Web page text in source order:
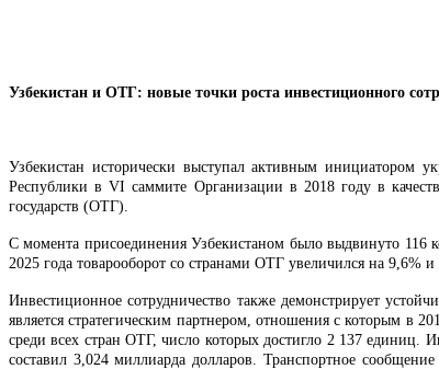
Узбекистан и ОТГ: новые точки роста инвестиционного
Узбекистан исторически выступал активным инициатором
Республики в VI саммите Организации в 2018 году в
государств (ОТГ).
С момента присоединения Узбекистаном было выдвинуто 116
2025 года товарооборот со странами ОТГ увеличился на 9,6% и
Инвестиционное сотрудничество также демонстрирует
является стратегическим партнером, отношения с которым в
среди всех стран ОТГ, число которых достигло 2 137 единиц.
составил 3,024 миллиарда долларов. Транспортное